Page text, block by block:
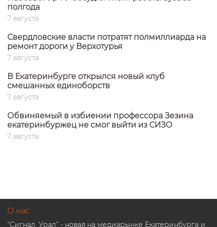
полгода
7 августа
Свердловские власти потратят полмиллиарда на
ремонт дороги у Верхотурья
7 августа
В Екатеринбурге открылся новый клуб
смешанных единоборств
7 августа
Обвиняемый в избиении профессора Зезина
екатеринбуржец не смог выйти из СИЗО
7 августа
О нас
“Сигнал. Урал” - новая на медиарынке Екатеринбурга и